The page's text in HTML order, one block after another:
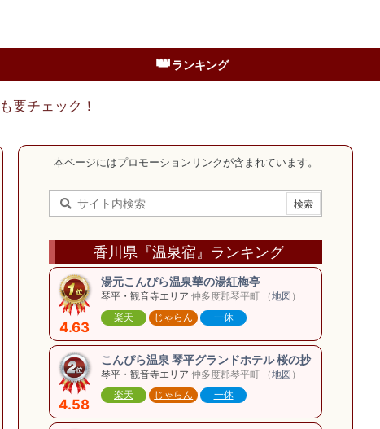
👑ランキング
も要チェック！
本ページにはプロモーションリンクが含まれています。
香川県『温泉宿』ランキング
4.63
湯元こんぴら温泉華の湯紅梅亭
琴平・観音寺エリア 仲多度郡琴平町 （地図 ）
楽天
じゃらん 一休
4.58
こんぴら温泉 琴平グランドホテル 桜の抄
琴平・観音寺エリア 仲多度郡琴平町 （地図 ）
楽天
じゃらん 一休